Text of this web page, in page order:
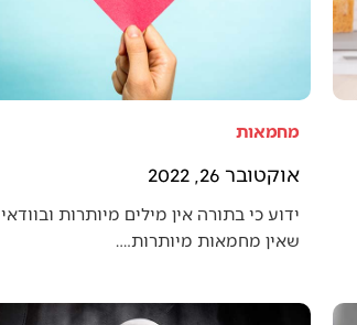
מחמאות
אוקטובר 26, 2022
ידוע כי בתורה אין מילים מיותרות ובוודאי
שאין מחמאות מיותרות.…